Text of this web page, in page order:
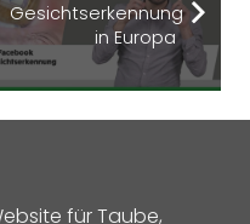
Gesichtserkennung
in Europa
für Taube,